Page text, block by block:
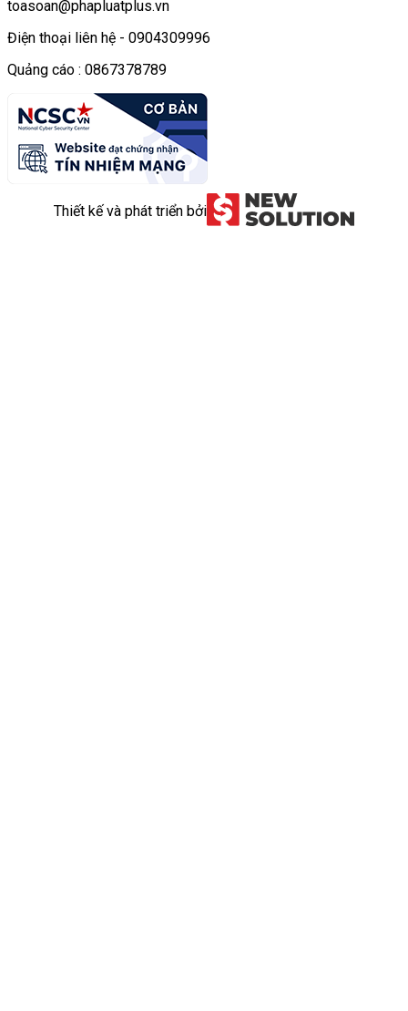
toasoan@phapluatplus.vn
Điện thoại liên hệ - 0904309996
Quảng cáo : 0867378789
Thiết kế và phát triển bởi